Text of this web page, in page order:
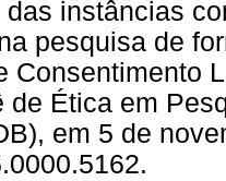
das instâncias
pesquisa de
Consentimento
de Ética em
em 5 de